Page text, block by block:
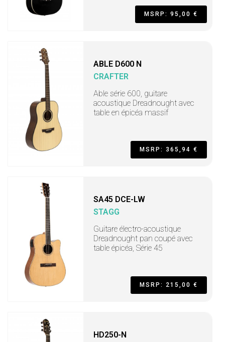
MSRP: 95,00 €
ABLE D600 N
CRAFTER
Able série 600, guitare
acoustique Dreadnought avec
table en épicéa massif
MSRP: 365,94 €
SA45 DCE-LW
STAGG
Guitare électro-acoustique
Dreadnought pan coupé avec
table épicéa, Série 45
MSRP: 215,00 €
HD250-N